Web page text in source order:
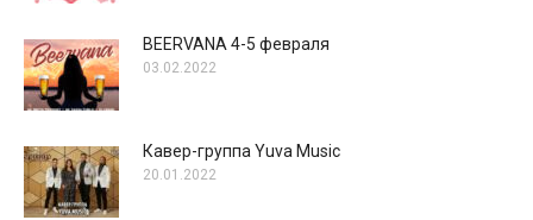
BEERVANA 4-5 февраля
03.02.2022
Кавер-группа Yuva Music
20.01.2022